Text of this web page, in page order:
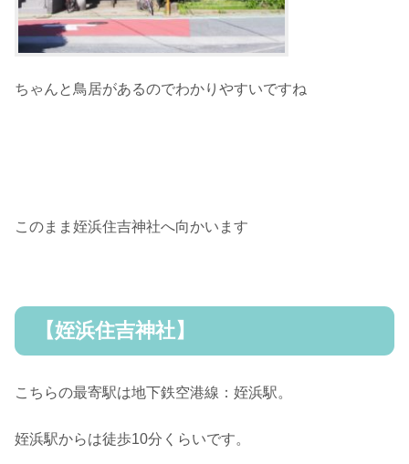
ちゃんと鳥居があるのでわかりやすいですね
このまま姪浜住吉神社へ向かいます
【姪浜住吉神社】
こちらの最寄駅は地下鉄空港線：姪浜駅。
姪浜駅からは徒歩10分くらいです。